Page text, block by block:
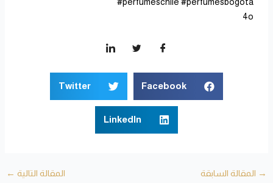
4o
Facebook
Twitter
LinkedIn
→ المقالة السابقة المقالة التالية ←